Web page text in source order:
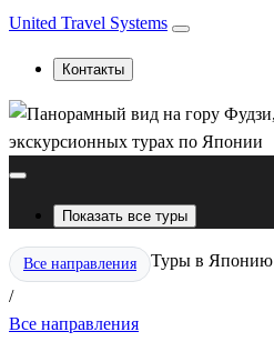
United Travel Systems
Контакты
Показать все туры
Все направления
/
Туры в Японию
Все направления